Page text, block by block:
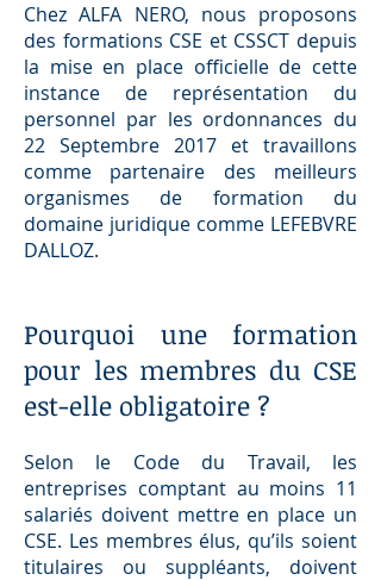
Chez ALFA NERO, nous proposons
des formations CSE et CSSCT depuis
la mise en place officielle de cette
instance de représentation du
personnel par les ordonnances du
22 Septembre 2017 et travaillons
comme partenaire des meilleurs
organismes de formation du
domaine juridique comme LEFEBVRE
DALLOZ.
Pourquoi une formation
pour les membres du CSE
est-elle obligatoire ?
Selon le Code du Travail, les
entreprises comptant au moins 11
salariés doivent mettre en place un
CSE. Les membres élus, qu’ils soient
titulaires ou suppléants, doivent